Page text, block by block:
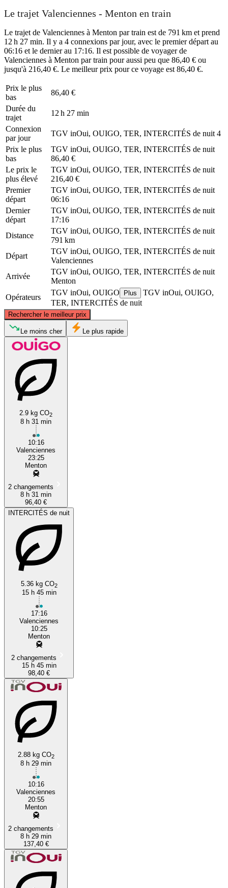
Le trajet Valenciennes - Menton en train
Le trajet de Valenciennes à Menton par train est de 791 km et prend
12 h 27 min. Il y a 4 connexions par jour, avec le premier départ au
06:16 et le dernier au 17:16. Il est possible de voyager de
Valenciennes à Menton par train pour aussi peu que 86,40 € ou
jusqu'à 216,40 €. Le meilleur prix pour ce voyage est 86,40 €.
Prix ​​le plus
bas
86,40 €
Durée du
trajet
12 h 27 min
Connexion
par jour
TGV inOui, OUIGO, TER, INTERCITÉS de nuit 4
Prix ​​le plus
bas
TGV inOui, OUIGO, TER, INTERCITÉS de nuit
86,40 €
Le prix le
plus élevé
TGV inOui, OUIGO, TER, INTERCITÉS de nuit
216,40 €
Premier
départ
TGV inOui, OUIGO, TER, INTERCITÉS de nuit
06:16
Dernier
départ
TGV inOui, OUIGO, TER, INTERCITÉS de nuit
17:16
Distance
TGV inOui, OUIGO, TER, INTERCITÉS de nuit
791 km
Départ
TGV inOui, OUIGO, TER, INTERCITÉS de nuit
Valenciennes
Arrivée
TGV inOui, OUIGO, TER, INTERCITÉS de nuit
Menton
Opérateurs
TGV inOui, OUIGO Plus
TGV inOui, OUIGO,
TER, INTERCITÉS de nuit
Rechercher le meilleur prix
Valenciennes
©CARTO, ©
Le moins cher Le plus rapide
2.9 kg CO2
8 h 31 min
10:16
Valenciennes
23:25
Menton
2 changements
8 h 31 min
96,40 €
INTERCITÉS de nuit
5.36 kg CO2
15 h 45 min
17:16
Valenciennes
10:25
Menton
2 changements
15 h 45 min
98,40 €
2.88 kg CO2
8 h 29 min
10:16
Valenciennes
20:55
Menton
2 changements
8 h 29 min
137,40 €